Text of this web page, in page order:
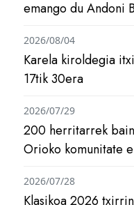
emango du Andoni
Karela kiroldegia
17tik 30era
2026/08/04
200 herritarrek
Orioko komunitate
2026/07/29
Klasikoa 2026
2026/07/28